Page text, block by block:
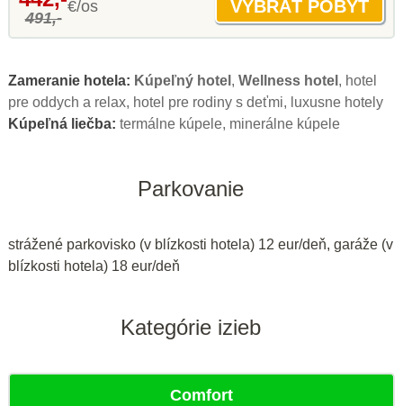
491,-
€/os
Zameranie hotela: Kúpeľný hotel , Wellness hotel , hotel
pre oddych a relax, hotel pre rodiny s deťmi, luxusne hotely
Kúpeľná liečba: termálne kúpele, minerálne kúpele
Parkovanie
strážené parkovisko (v blízkosti hotela) 12 eur/deň, garáže (v
blízkosti hotela) 18 eur/deň
Kategórie izieb
Comfort